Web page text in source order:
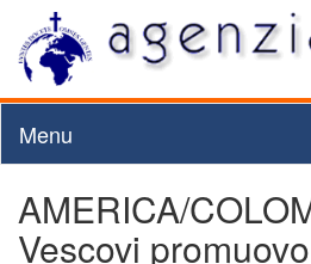
Menu
AMERICA/
Vescovi